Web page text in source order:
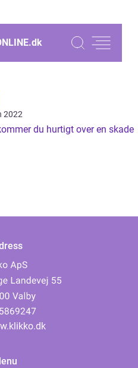
dk
2022
du hurtigt over en skade